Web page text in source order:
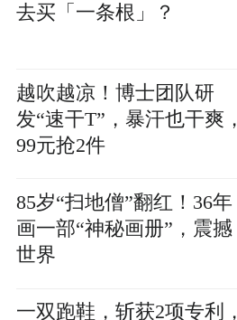
去买「一条根」？
越吹越凉！博士团队研
发“速干T”，暴汗也干爽，
99元抢2件
85岁“扫地僧”翻红！36年
画一部“神秘画册”，震撼
世界
一双跑鞋，斩获2项专利，